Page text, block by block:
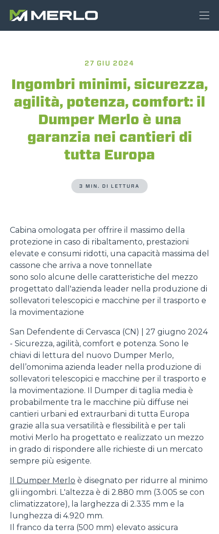
27 GIU 2024
Ingombri minimi, sicurezza,
agilità, potenza, comfort: il
Dumper Merlo è una
garanzia nei cantieri di
tutta Europa
3 MIN. DI LETTURA
Cabina omologata per offrire il massimo della
protezione in caso di ribaltamento, prestazioni
elevate e consumi ridotti, una capacità massima del
cassone che arriva a nove tonnellate
sono solo alcune delle caratteristiche del mezzo
progettato dall'azienda leader nella produzione di
sollevatori telescopici e macchine per il trasporto e
la movimentazione
San Defendente di Cervasca (CN) | 27 giugno 2024
- Sicurezza, agilità, comfort e potenza. Sono le
chiavi di lettura del nuovo Dumper Merlo,
dell’omonima azienda leader nella produzione di
sollevatori telescopici e macchine per il trasporto e
la movimentazione. Il Dumper di taglia media è
probabilmente tra le macchine più diffuse nei
cantieri urbani ed extraurbani di tutta Europa
grazie alla sua versatilità e flessibilità e per tali
motivi Merlo ha progettato e realizzato un mezzo
in grado di rispondere alle richieste di un mercato
sempre più esigente.
Il Dumper Merlo è disegnato per ridurre al minimo
gli ingombri. L'altezza è di 2.880 mm (3.005 se con
climatizzatore), la larghezza di 2.335 mm e la
lunghezza di 4.920 mm.
Il franco da terra (500 mm) elevato assicura